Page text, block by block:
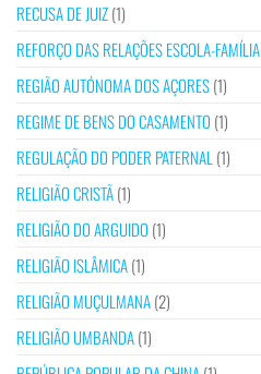
RECUSA DE JUIZ(1)
REFORÇO DAS RELAÇÕES ESCOLA-FAMÍLIA
REGIÃO AUTÓNOMA DOS AÇORES(1)
REGIME DE BENS DO CASAMENTO (1)
REGULAÇÃO DO PODER PATERNAL (1)
RELIGIÃO CRISTÃ(1)
RELIGIÃO DO ARGUIDO (1)
RELIGIÃO ISLÂMICA(1)
RELIGIÃO MUÇULMANA(2)
RELIGIÃO UMBANDA(1)